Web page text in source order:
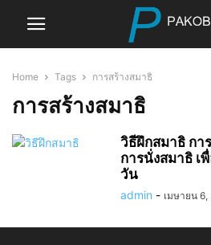
Home Tags การสร้างสมาธิ
การสร้างสมาธิ
วิธีฝึกสมาธิ กา
การนั่งสมาธิ เ
วัน
admin - เมษายน 6,